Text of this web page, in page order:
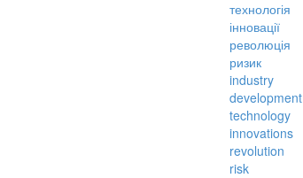
технологія
інновації
революція
ризик
industry
development
technology
innovations
revolution
risk